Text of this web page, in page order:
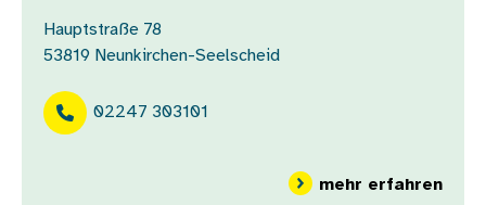
Hauptstraße 78
53819 Neunkirchen-Seelscheid
02247 303101
mehr erfahrenüber